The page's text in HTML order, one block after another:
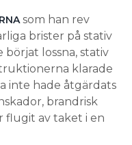
som han rev
brister på stativ
lossna, stativ
klarade
inte hade åtgärdats
brandrisk
flugit av taket i en